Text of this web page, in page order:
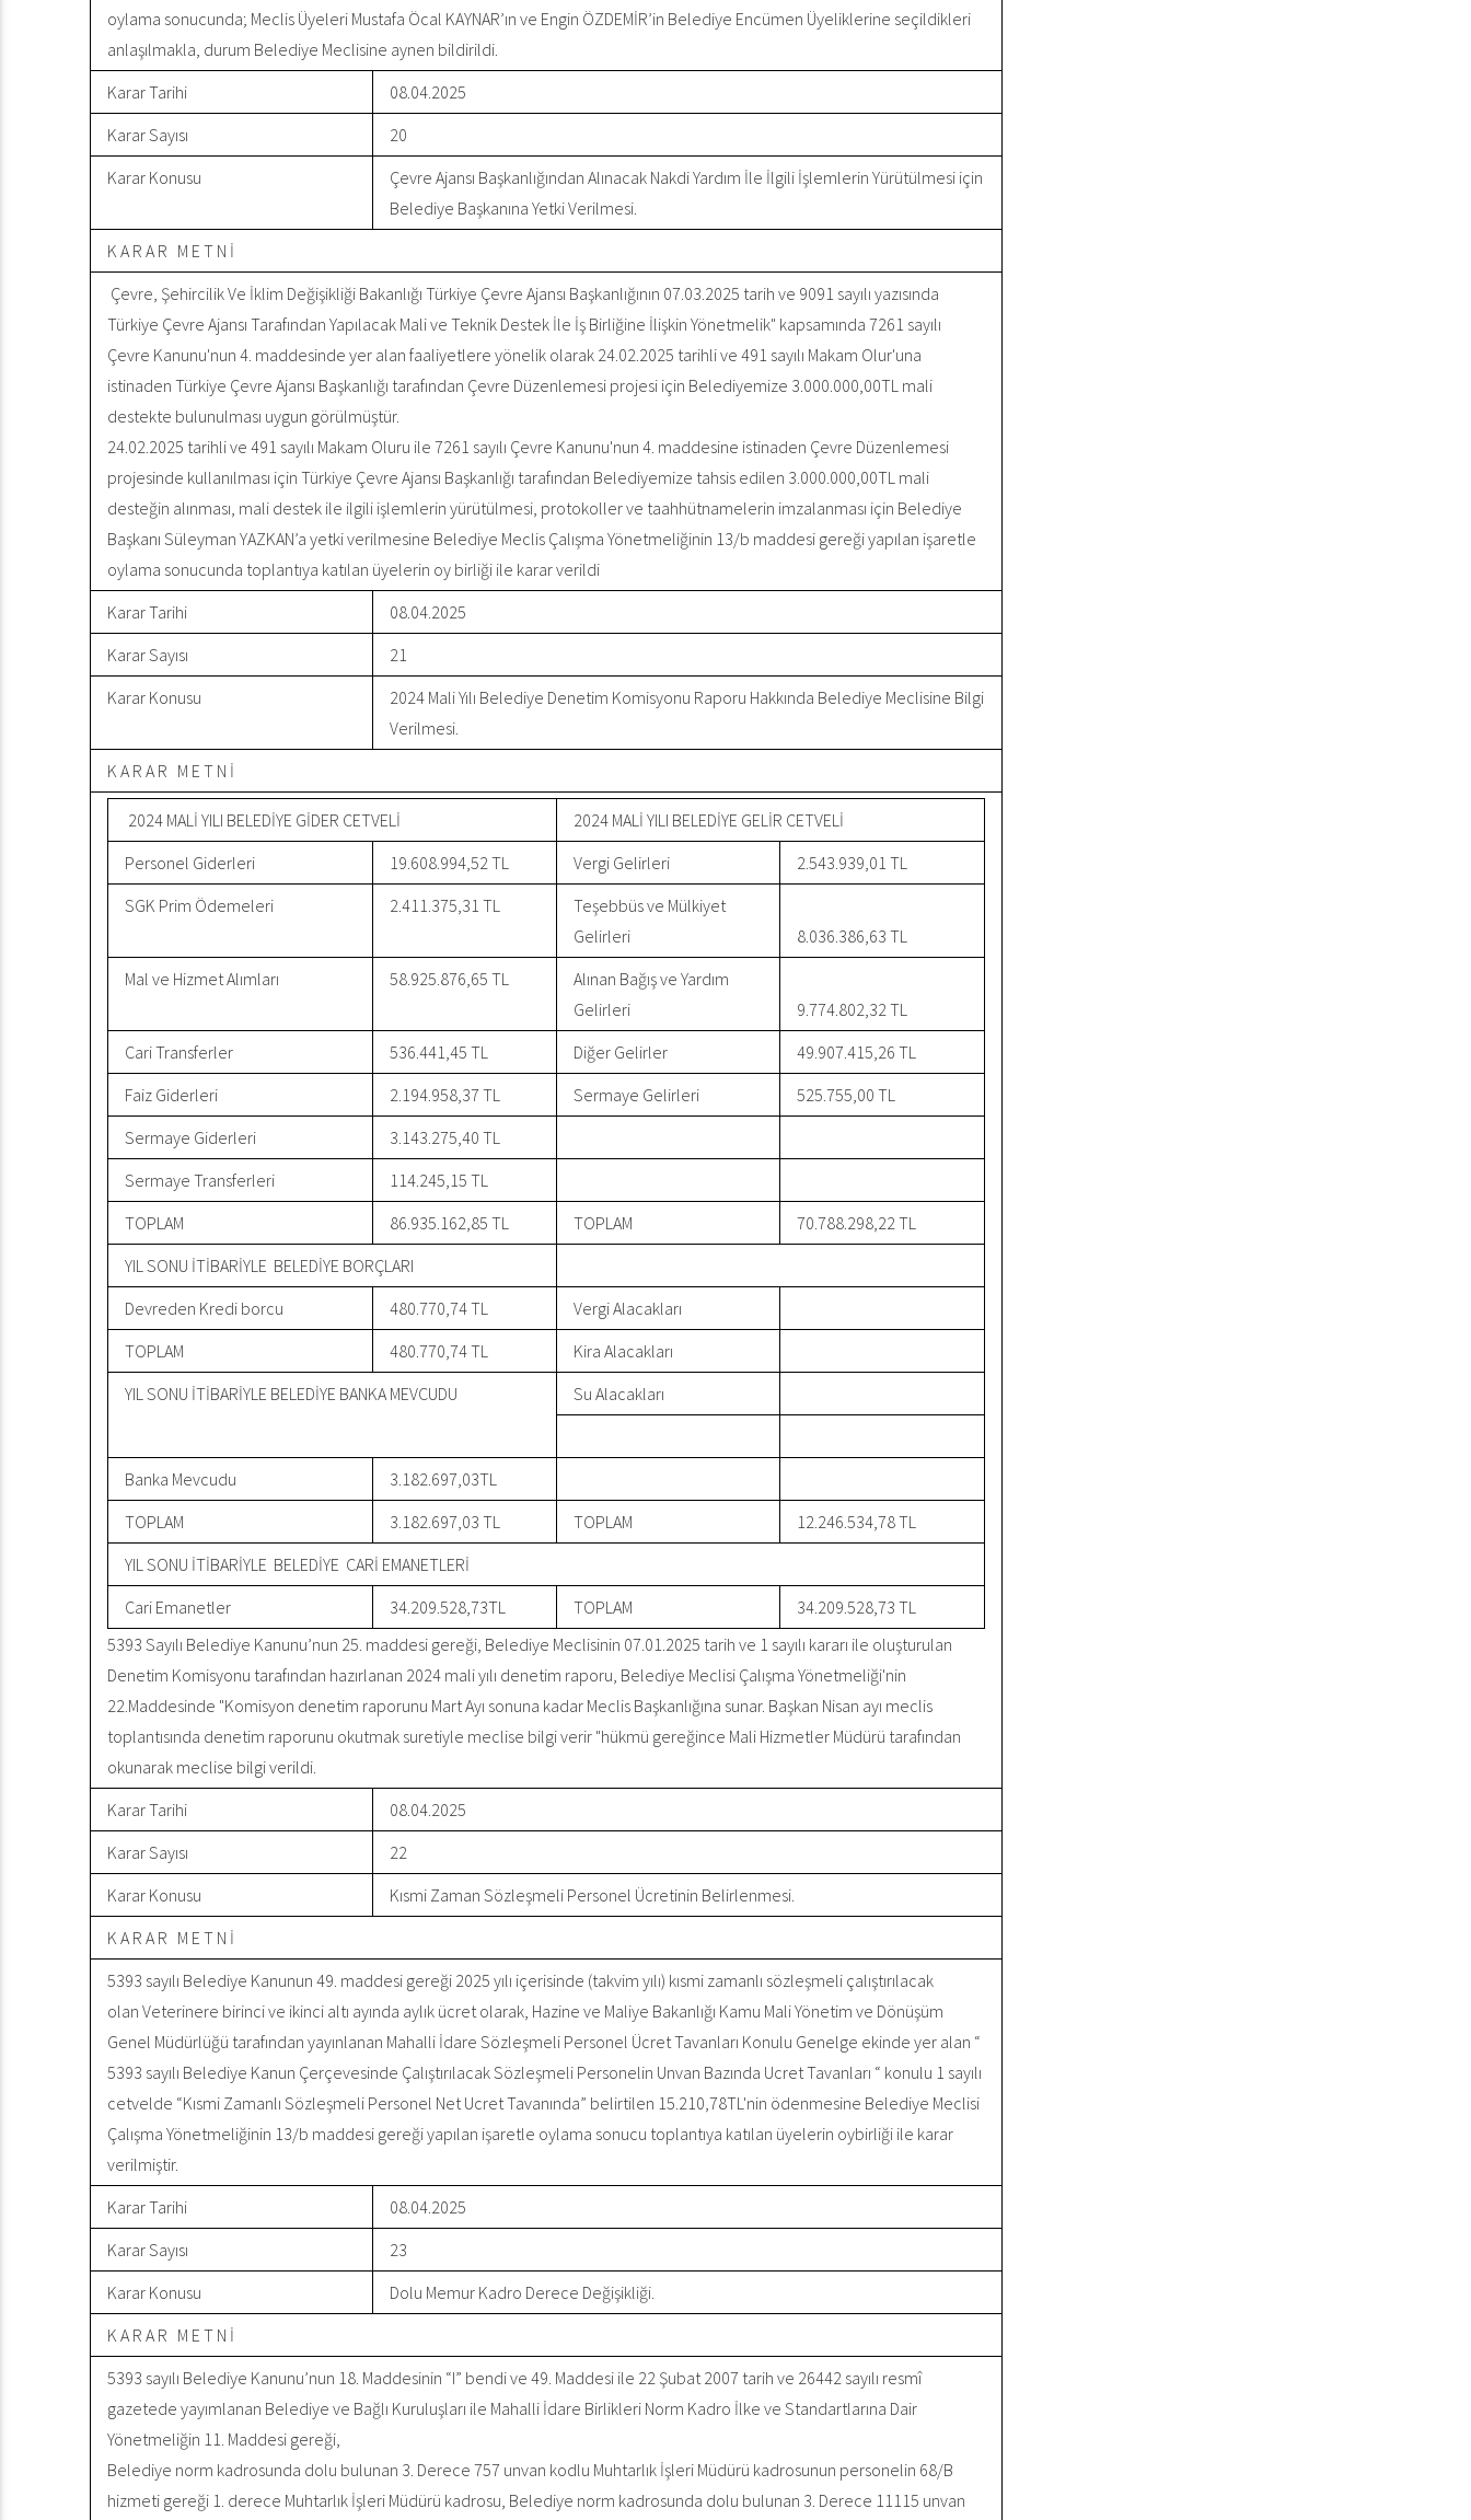
oylama sonucunda; Meclis Üyeleri Mustafa Öcal KAYNAR’ın ve Engin ÖZDEMİR’in Belediye Encümen Üyeliklerine seçildikleri
anlaşılmakla, durum Belediye Meclisine aynen bildirildi.
Karar Tarihi
08.04.2025
Karar Sayısı
20
Karar Konusu
Çevre Ajansı Başkanlığından Alınacak Nakdi Yardım İle İlgili İşlemlerin Yürütülmesi için
Belediye Başkanına Yetki Verilmesi.
K A R A R M E T N İ
Çevre, Şehircilik Ve İklim Değişikliği Bakanlığı Türkiye Çevre Ajansı Başkanlığının 07.03.2025 tarih ve 9091 sayılı yazısında
Türkiye Çevre Ajansı Tarafından Yapılacak Mali ve Teknik Destek İle İş Birliğine İlişkin Yönetmelik" kapsamında 7261 sayılı
Çevre Kanunu'nun 4. maddesinde yer alan faaliyetlere yönelik olarak 24.02.2025 tarihli ve 491 sayılı Makam Olur'una
istinaden Türkiye Çevre Ajansı Başkanlığı tarafından Çevre Düzenlemesi projesi için Belediyemize 3.000.000,00TL mali
destekte bulunulması uygun görülmüştür.
24.02.2025 tarihli ve 491 sayılı Makam Oluru ile 7261 sayılı Çevre Kanunu'nun 4. maddesine istinaden Çevre Düzenlemesi
projesinde kullanılması için Türkiye Çevre Ajansı Başkanlığı tarafından Belediyemize tahsis edilen 3.000.000,00TL mali
desteğin alınması, mali destek ile ilgili işlemlerin yürütülmesi, protokoller ve taahhütnamelerin imzalanması için Belediye
Başkanı Süleyman YAZKAN’a yetki verilmesine Belediye Meclis Çalışma Yönetmeliğinin 13/b maddesi gereği yapılan işaretle
oylama sonucunda toplantıya katılan üyelerin oy birliği ile karar verildi
Karar Tarihi
08.04.2025
Karar Sayısı
21
Karar Konusu
2024 Mali Yılı Belediye Denetim Komisyonu Raporu Hakkında Belediye Meclisine Bilgi
Verilmesi.
K A R A R M E T N İ
2024 MALİ YILI BELEDİYE GİDER CETVELİ
2024 MALİ YILI BELEDİYE GELİR CETVELİ
Personel Giderleri
19.608.994,52 TL Vergi Gelirleri
2.543.939,01 TL
SGK Prim Ödemeleri
2.411.375,31 TL
Teşebbüs ve Mülkiyet
Gelirleri
8.036.386,63 TL
Mal ve Hizmet Alımları
58.925.876,65 TL
Alınan Bağış ve Yardım
Gelirleri
9.774.802,32 TL
Cari Transferler
536.441,45 TL Diğer Gelirler
49.907.415,26 TL
Faiz Giderleri
2.194.958,37 TL Sermaye Gelirleri
525.755,00 TL
Sermaye Giderleri
3.143.275,40 TL
Sermaye Transferleri
114.245,15 TL
TOPLAM
86.935.162,85 TL TOPLAM
70.788.298,22 TL
YIL SONU İTİBARİYLE BELEDİYE BORÇLARI
Devreden Kredi borcu
480.770,74 TL
Vergi Alacakları
TOPLAM
480.770,74 TL
Kira Alacakları
YIL SONU İTİBARİYLE BELEDİYE BANKA MEVCUDU
Su Alacakları
Banka Mevcudu
3.182.697,03TL
TOPLAM
3.182.697,03 TL TOPLAM
12.246.534,78 TL
YIL SONU İTİBARİYLE BELEDİYE CARİ EMANETLERİ
Cari Emanetler
34.209.528,73TL TOPLAM
34.209.528,73 TL
5393 Sayılı Belediye Kanunu’nun 25. maddesi gereği, Belediye Meclisinin 07.01.2025 tarih ve 1 sayılı kararı ile oluşturulan
Denetim Komisyonu tarafından hazırlanan 2024 mali yılı denetim raporu, Belediye Meclisi Çalışma Yönetmeliği'nin
22.Maddesinde "Komisyon denetim raporunu Mart Ayı sonuna kadar Meclis Başkanlığına sunar. Başkan Nisan ayı meclis
toplantısında denetim raporunu okutmak suretiyle meclise bilgi verir "hükmü gereğince Mali Hizmetler Müdürü tarafından
okunarak meclise bilgi verildi.
Karar Tarihi
08.04.2025
Karar Sayısı
22
Karar Konusu
Kısmi Zaman Sözleşmeli Personel Ücretinin Belirlenmesi.
K A R A R M E T N İ
5393 sayılı Belediye Kanunun 49. maddesi gereği 2025 yılı içerisinde (takvim yılı) kısmi zamanlı sözleşmeli çalıştırılacak
olan Veterinere birinci ve ikinci altı ayında aylık ücret olarak, Hazine ve Maliye Bakanlığı Kamu Mali Yönetim ve Dönüşüm
Genel Müdürlüğü tarafından yayınlanan Mahalli İdare Sözleşmeli Personel Ücret Tavanları Konulu Genelge ekinde yer alan “
5393 sayılı Belediye Kanun Çerçevesinde Çalıştırılacak Sözleşmeli Personelin Unvan Bazında Ucret Tavanları “ konulu 1 sayılı
cetvelde “Kısmi Zamanlı Sözleşmeli Personel Net Ucret Tavanında” belirtilen 15.210,78TL'nin ödenmesine Belediye Meclisi
Çalışma Yönetmeliğinin 13/b maddesi gereği yapılan işaretle oylama sonucu toplantıya katılan üyelerin oybirliği ile karar
verilmiştir.
Karar Tarihi
08.04.2025
Karar Sayısı
23
Karar Konusu
Dolu Memur Kadro Derece Değişikliği.
K A R A R M E T N İ
5393 sayılı Belediye Kanunu’nun 18. Maddesinin “I” bendi ve 49. Maddesi ile 22 Şubat 2007 tarih ve 26442 sayılı resmî
gazetede yayımlanan Belediye ve Bağlı Kuruluşları ile Mahalli İdare Birlikleri Norm Kadro İlke ve Standartlarına Dair
Yönetmeliğin 11. Maddesi gereği,
Belediye norm kadrosunda dolu bulunan 3. Derece 757 unvan kodlu Muhtarlık İşleri Müdürü kadrosunun personelin 68/B
hizmeti gereği 1. derece Muhtarlık İşleri Müdürü kadrosu, Belediye norm kadrosunda dolu bulunan 3. Derece 11115 unvan